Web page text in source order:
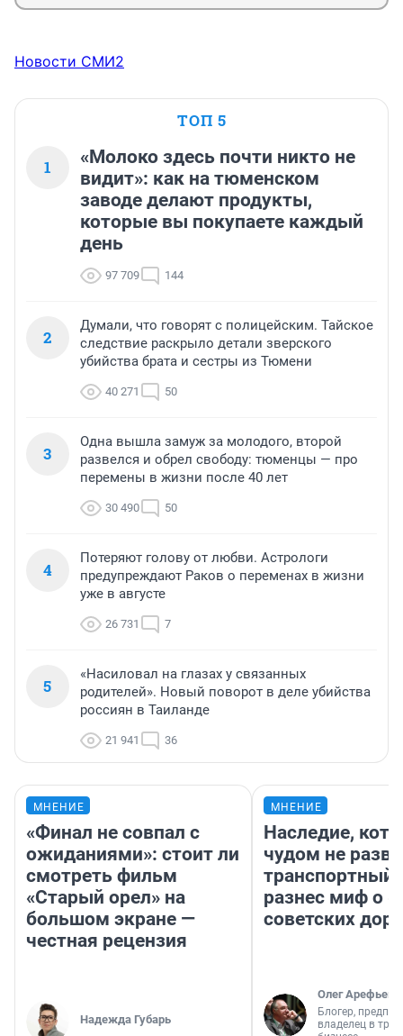
Новости СМИ2
ТОП 5
1
«Молоко здесь почти никто не
видит»: как на тюменском
заводе делают продукты,
которые вы покупаете каждый
день
97 709 144
2
Думали, что говорят с полицейским. Тайское
следствие раскрыло детали зверского
убийства брата и сестры из Тюмени
40 271 50
3
Одна вышла замуж за молодого, второй
развелся и обрел свободу: тюменцы — про
перемены в жизни после 40 лет
30 490 50
4
Потеряют голову от любви. Астрологи
предупреждают Раков о переменах в жизни
уже в августе
26 731 7
5
«Насиловал на глазах у связанных
родителей». Новый поворот в деле убийства
россиян в Таиланде
21 941 36
МНЕНИЕ
«Финал не совпал с
ожиданиями»: стоит ли
смотреть фильм
«Старый орел» на
большом экране —
честная рецензия
Надежда Губарь
МНЕНИЕ
Наследие,
чудом не
транспортный
разнес миф о
советских
Олег Арефьев
Блогер,
владелец в